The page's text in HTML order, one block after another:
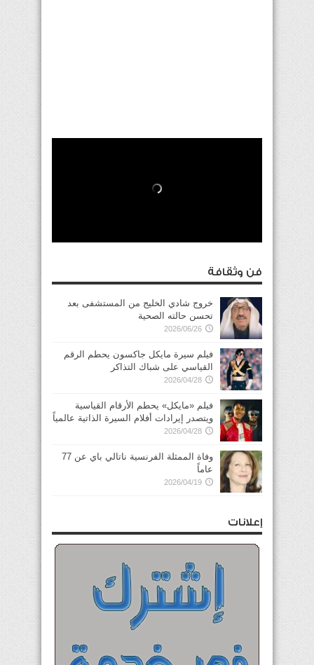
فن وثقافة
خروج شادي الخليج من المستشفى بعد
تحسن حالته الصحية
2026/06/26
فيلم سيرة مايكل جاكسون يحطم الرقم
القياسي على شباك التذاكر
2026/04/28
فيلم «مايكل» يحطم الأرقام القياسية
ويتصدر إيرادات أفلام السيرة الذاتية عالمياً
2026/04/28
وفاة الممثلة الفرنسية ناتالي باي عن 77
عاماً
2026/04/19
إعلانات